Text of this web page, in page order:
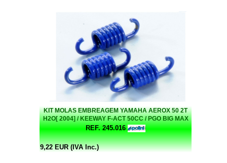
KIT MOLAS EMBREAGEM YAMAHA AEROX 50 2T
H2O[ 2004] / KEEWAY F-ACT 50CC / PGO BIG MAX
50CC POLINI
REF. 245.016
9,22 EUR (IVA Inc.)